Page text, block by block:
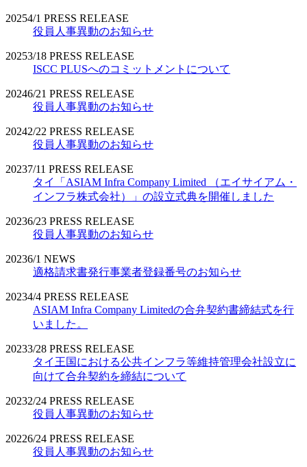
20254/1 PRESS RELEASE
役員人事異動のお知らせ
20253/18 PRESS RELEASE
ISCC PLUSへのコミットメントについて
20246/21 PRESS RELEASE
役員人事異動のお知らせ
20242/22 PRESS RELEASE
役員人事異動のお知らせ
20237/11 PRESS RELEASE
タイ「ASIAM Infra Company Limited （エイサイアム・
インフラ株式会社）」の設立式典を開催しました
20236/23 PRESS RELEASE
役員人事異動のお知らせ
20236/1 NEWS
適格請求書発行事業者登録番号のお知らせ
20234/4 PRESS RELEASE
ASIAM Infra Company Limitedの合弁契約書締結式を行
いました。
20233/28 PRESS RELEASE
タイ王国における公共インフラ等維持管理会社設立に
向けて合弁契約を締結について
20232/24 PRESS RELEASE
役員人事異動のお知らせ
20226/24 PRESS RELEASE
役員人事異動のお知らせ